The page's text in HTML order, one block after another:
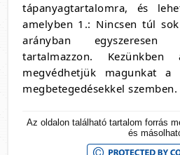
tápanyagtartalomra, és
amelyben 1.: Nincsen túl
arányban egyszeresen
tartalmazzon.
megvédhetjük magunkat a
megbetegedésekkel
Az oldalon található tartalom forrás
és